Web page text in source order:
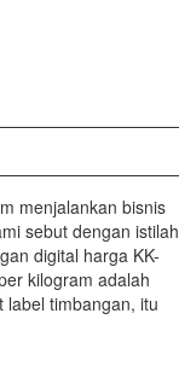
menjalankan bisnis
sebut dengan istilah
digital harga KK-
kilogram adalah
label timbangan, itu